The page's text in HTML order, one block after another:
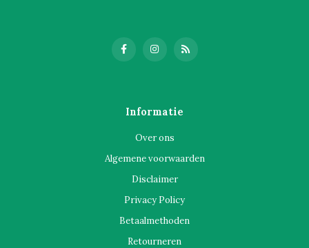
Informatie
Over ons
Algemene voorwaarden
Disclaimer
Privacy Policy
Betaalmethoden
Retourneren